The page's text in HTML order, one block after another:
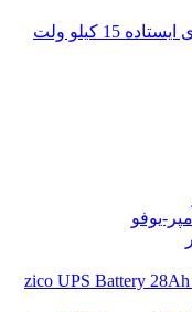
استابلایزر تکفاز سروو موتوری ایستاده 15 کیلو ولت